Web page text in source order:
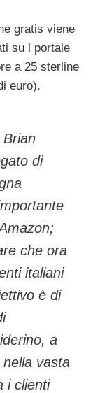
gratis viene
su l portale
a 25 sterline
euro).
di
che ora
italiani
è di
a
vasta
i clienti